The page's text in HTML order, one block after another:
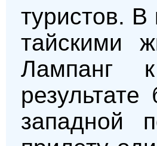
туристов. В
тайскими
Лампанг
западной